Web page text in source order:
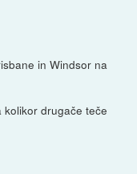
in Windsor na
drugače teče